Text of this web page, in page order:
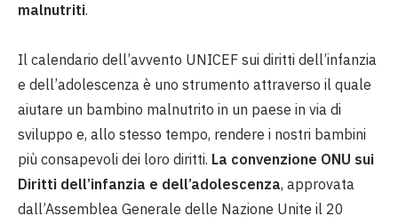
malnutriti.
Il calendario dell’avvento UNICEF sui diritti dell’infanzia
e dell’adolescenza è uno strumento attraverso il quale
aiutare un bambino malnutrito in un paese in via di
sviluppo e, allo stesso tempo, rendere i nostri bambini
più consapevoli dei loro diritti. La convenzione ONU sui
Diritti dell’infanzia e dell’adolescenza, approvata
dall’Assemblea Generale delle Nazione Unite il 20